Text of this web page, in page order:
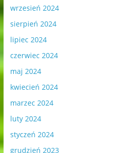
wrzesień 2024
sierpień 2024
lipiec 2024
czerwiec 2024
maj 2024
kwiecień 2024
marzec 2024
luty 2024
styczeń 2024
grudzień 2023